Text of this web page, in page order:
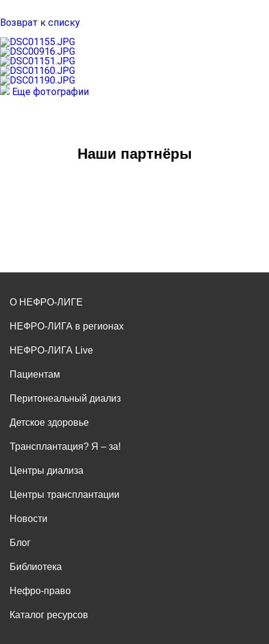
Возврат к списку
Еще фотографии
Наши партнёры
О НЕФРО-ЛИГЕ
НЕФРО-ЛИГА в регионах
НЕФРО-ЛИГА Live
Пациентам
Перитонеальный диализ
Детское здоровье
Трансплантация? Я ‒ за!
Центры диализа
Центры трансплантации
Новости
Блог
Библиотека
Нефро-право
Каталог ресурсов